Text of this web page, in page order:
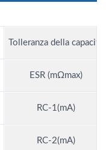
Tolleranza della capacità
ESR (mΩmax)
RC-1(mA)
RC-2(mA)